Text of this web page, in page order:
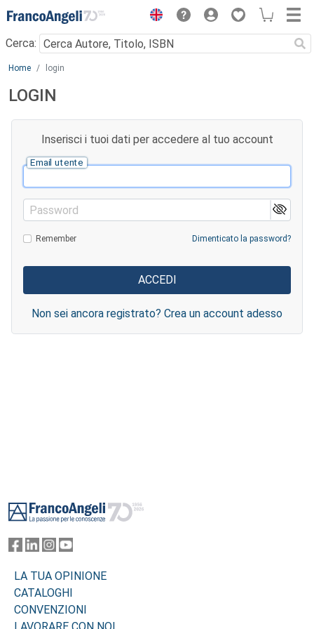
Menu
Cerca:
Main content
Home login
LOGIN
Inserisci i tuoi dati per accedere al tuo account
Email utente
Password
Remember Dimenticato la password?
Non sei ancora registrato? Crea un account adesso
LA TUA OPINIONE
CATALOGHI
CONVENZIONI